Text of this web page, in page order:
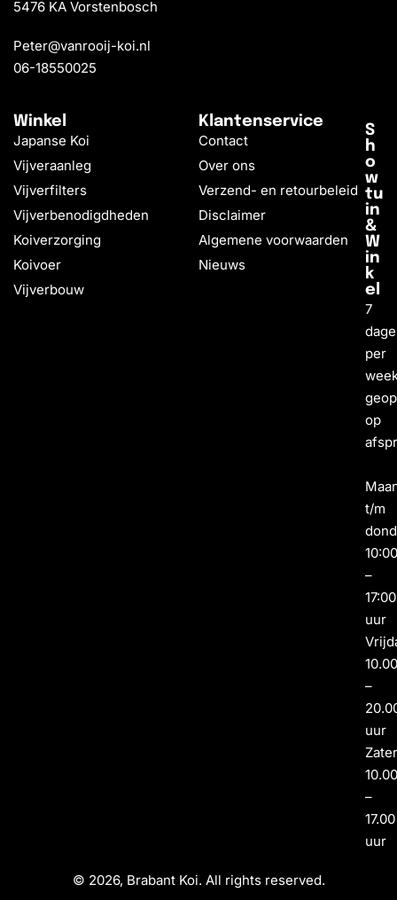
5476 KA Vorstenbosch
Peter@vanrooij-koi.nl
06-18550025
Winkel
Japanse Koi
Vijveraanleg
Vijverfilters
Vijverbenodigdheden
Koiverzorging
Koivoer
Vijverbouw
Klantenservice
Contact
Over ons
Verzend- en retourbeleid
Disclaimer
Algemene voorwaarden
Nieuws
S
h
o
w
tu
in
&
W
in
k
el
7
per
op
t/m
–
17:00
uur
–
uur
–
17.00
uur
© 2026, Brabant Koi. All rights reserved.